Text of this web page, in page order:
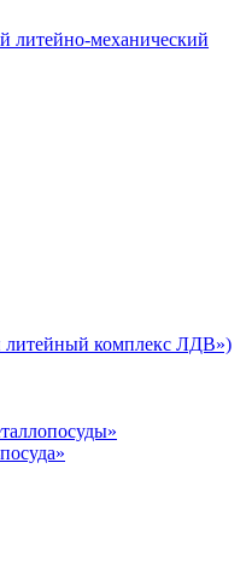
литейно-механический
комплекс ЛДВ»)